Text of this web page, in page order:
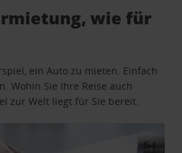
wie für
ein Auto zu mieten. Einfach
Wohin Sie Ihre Reise auch
zur Welt liegt für Sie bereit.